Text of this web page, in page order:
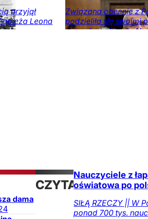
numerze
przyjął
Leona
Związana obecnie z
podzieliła się swoimi
prezydenta Karola
dama
CZYTAJ
TAKŻE
Nauczyciele z
oświatowa po
SIŁĄ RZECZY || W
ponad 700 tys.